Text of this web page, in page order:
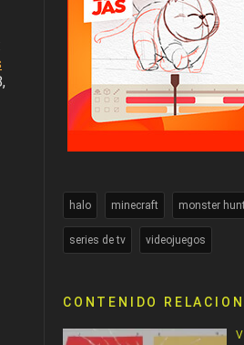
halo minecraft monster
series de tv videojuegos
CONTENIDO